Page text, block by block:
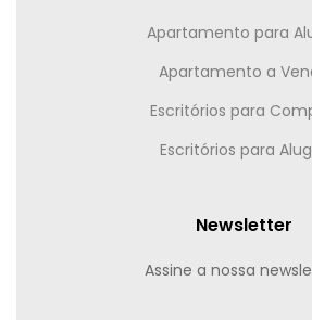
Apartamento para
Apartamento a
Escritórios para
Escritórios para
Newsletter
Assine a nossa